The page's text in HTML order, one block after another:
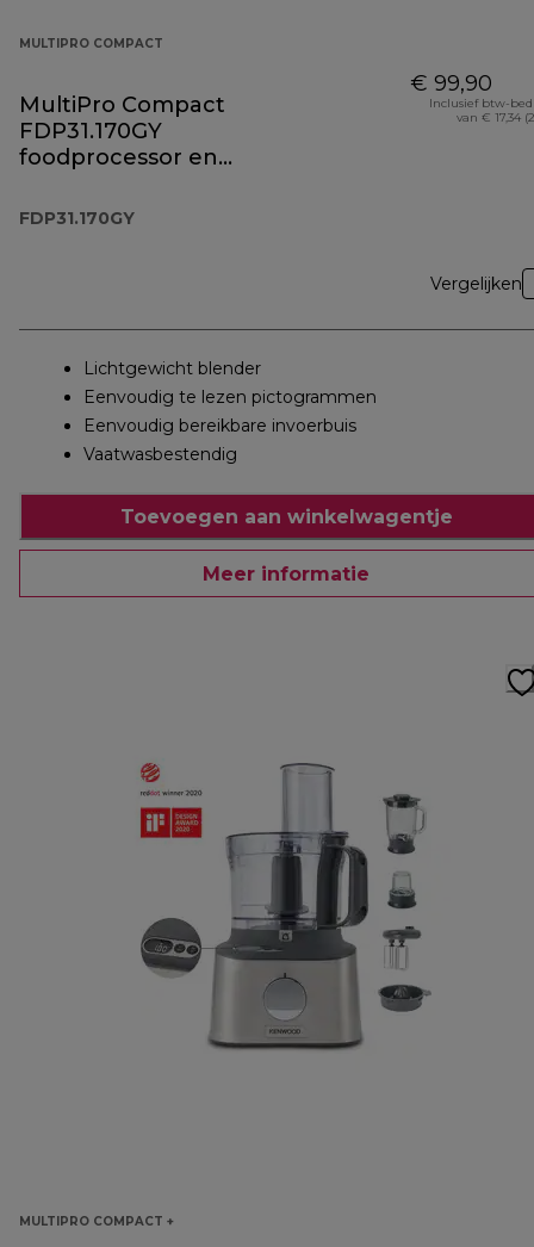
MULTIPRO COMPACT
MultiPro Compact
FDP31.170GY
foodprocessor en
FDP31.170GY
€ 99,90
Inclusief btw-
van € 17,34
Vergelijken
Lichtgewicht blender
Eenvoudig te lezen pictogrammen
Eenvoudig bereikbare invoerbuis
Vaatwasbestendig
Toevoegen aan winkelwagentje
Meer informatie
MULTIPRO COMPACT +